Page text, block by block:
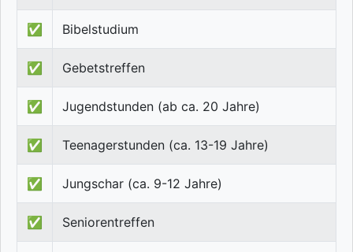
✅ Bibelstudium
✅ Gebetstreffen
✅ Jugendstunden (ab ca. 20 Jahre)
✅ Teenagerstunden (ca. 13-19 Jahre)
✅ Jungschar (ca. 9-12 Jahre)
✅ Seniorentreffen